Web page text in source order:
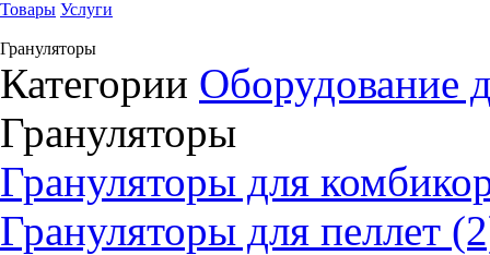
Товары Услуги
Грануляторы
Категории Оборудование
Грануляторы
Грануляторы для
Грануляторы для пеллет